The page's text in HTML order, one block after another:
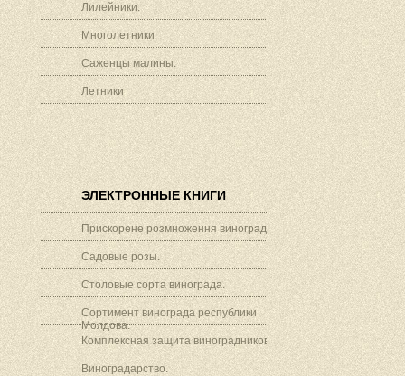
Лилейники.
Многолетники
Саженцы малины.
Летники
ЭЛЕКТРОННЫЕ КНИГИ
Прискорене розмноження винограду.
Садовые розы.
Столовые сорта винограда.
Сортимент винограда республики
Молдова.
Комплексная защита виноградников.
Виноградарство.